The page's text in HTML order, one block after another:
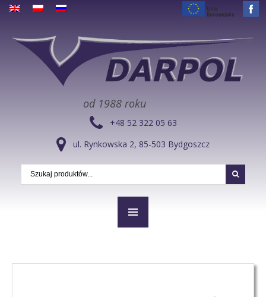
od 1988 roku
+48 52 322 05 63
ul. Rynkowska 2, 85-503 Bydgoszcz